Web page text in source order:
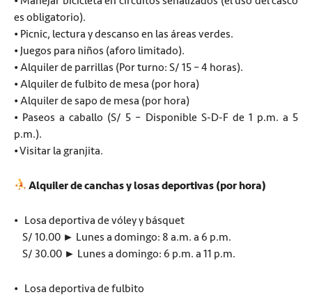
es obligatorio).
• Picnic, lectura y descanso en las áreas verdes.
• Juegos para niños (aforo limitado).
• Alquiler de parrillas (Por turno: S/ 15 – 4 horas).
• Alquiler de fulbito de mesa (por hora)
• Alquiler de sapo de mesa (por hora)
• Paseos a caballo (S/ 5 – Disponible S-D-F de 1 p.m. a 5
p.m.).
• Visitar la granjita.
Alquiler de canchas y losas deportivas (por hora)
• Losa deportiva de vóley y básquet
S/ 10.00 ► Lunes a domingo: 8 a.m. a 6 p.m.
S/ 30.00 ► Lunes a domingo: 6 p.m. a 11 p.m.
• Losa deportiva de fulbito